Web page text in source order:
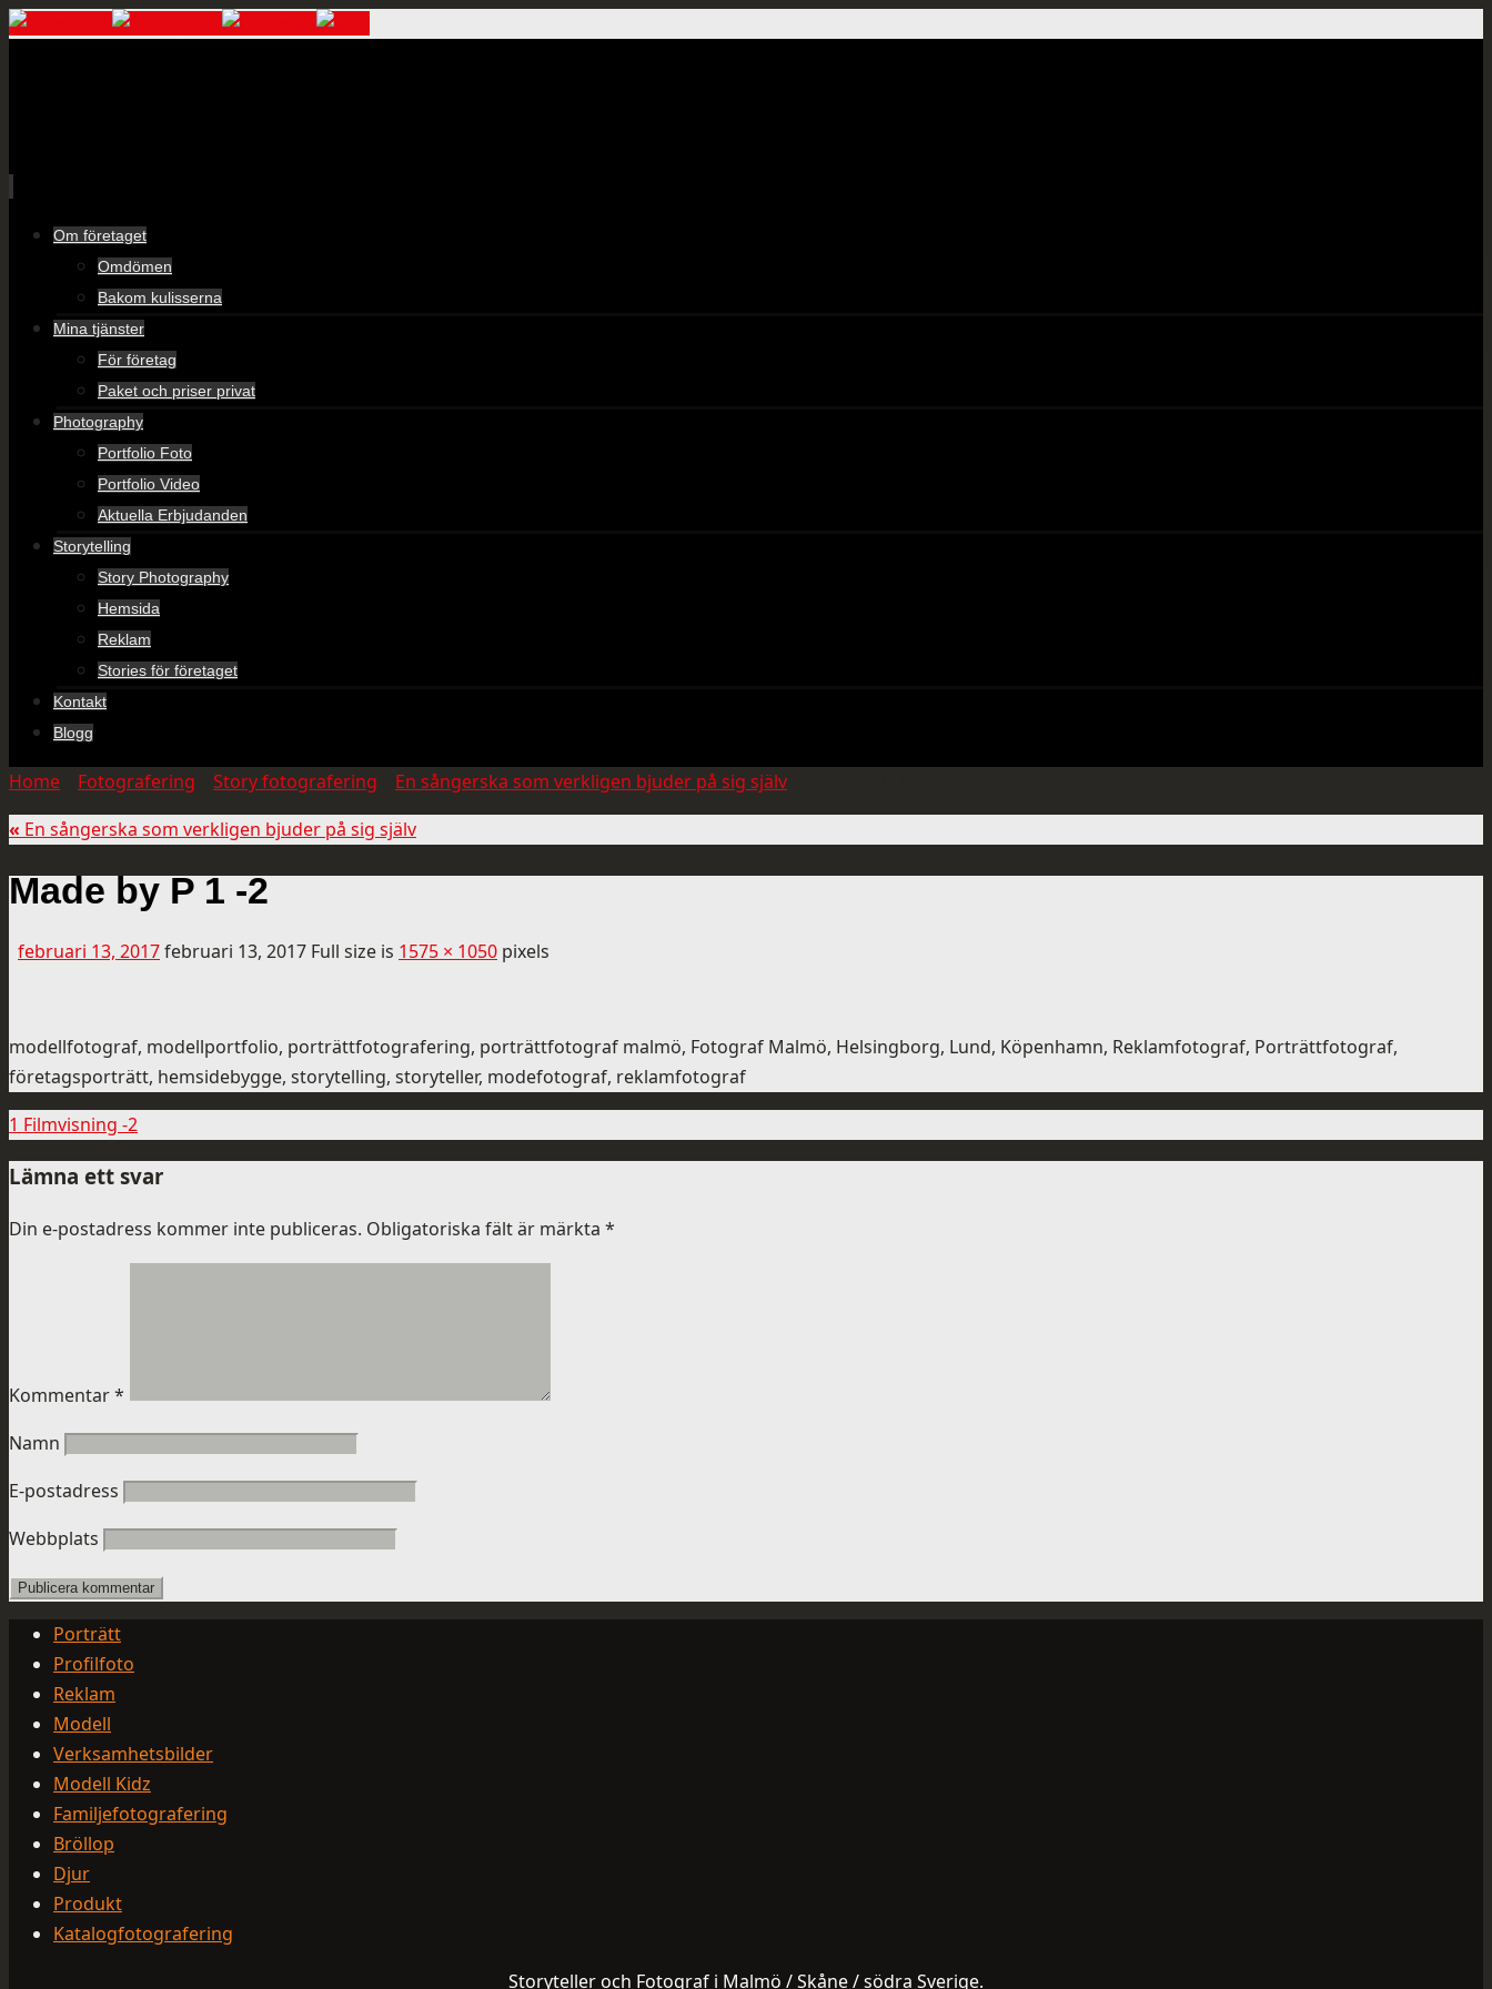
Skip
Om företaget
Omdömen
Bakom kulisserna
Mina tjänster
För företag
Paket och priser privat
Photography
Portfolio Foto
Portfolio Video
Aktuella Erbjudanden
Storytelling
Story Photography
Hemsida
Reklam
Stories för företaget
Kontakt
Blogg
Home Fotografering Story fotografering En sångerska som verkligen bjuder på sig själv
« En sångerska som verkligen bjuder på sig själv
Made by P 1 -2
februari 13, 2017februari 13, 2017 Full size is 1575 × 1050 pixels
modellfotograf, modellportfolio, porträttfotografering, porträttfotograf malmö, Fotograf Malmö, Helsingborg, Lund, Köpenhamn, Reklamfotograf, Porträttfotograf,
företagsporträtt, hemsidebygge, storytelling, storyteller, modefotograf, reklamfotograf
1 Filmvisning -2
Lämna ett svar
Din e-postadress kommer inte publiceras. Obligatoriska fält är märkta *
Kommentar*
Namn
E-postadress
Webbplats
Porträtt
Profilfoto
Reklam
Modell
Verksamhetsbilder
Modell Kidz
Familjefotografering
Bröllop
Djur
Produkt
Katalogfotografering
Storyteller och Fotograf i Malmö / Skåne / södra Sverige.